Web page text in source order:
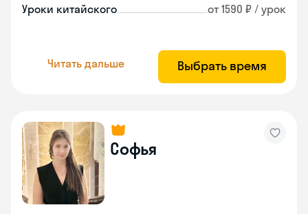
Уроки китайского от 1590 ₽ / урок
Читать дальше Выбрать время
Софья